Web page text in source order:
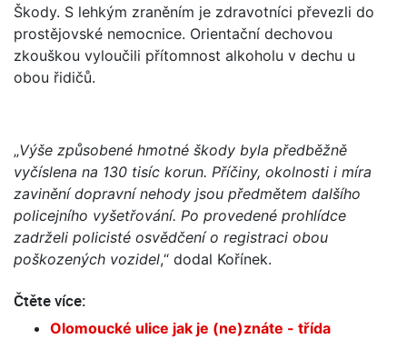
Škody. S lehkým zraněním je zdravotníci převezli do
prostějovské nemocnice. Orientační dechovou
zkouškou vyloučili přítomnost alkoholu v dechu u
obou řidičů.
„Výše způsobené hmotné škody byla předběžně
vyčíslena na 130 tisíc korun. Příčiny, okolnosti i míra
zavinění dopravní nehody jsou předmětem dalšího
policejního vyšetřování. Po provedené prohlídce
zadrželi policisté osvědčení o registraci obou
poškozených vozidel,“ dodal Kořínek.
Čtěte více:
Olomoucké ulice jak je (ne)znáte - třída